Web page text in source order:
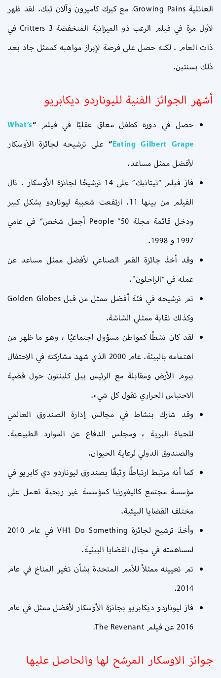
العائلية Growing Pains. مع كيرك كاميرون وآلان ثيك. لقد ظهر
لأول مرة في فيلم الرعب ذو الميزانية المنخفضة Critters 3 في
ذات العام . لكنه حصل على فرصة لإبراز مواهبه كممثل جاد بعد
ذلك بسنتين.
أشهر الجوائز الفنية لليوناردو ديكابريو
حصل في دوره كطفل معاق عقليًا في فيلم “
What’s
Eating Gilbert Grape
“على ترشيحه لجائزة الأوسكار
لأفضل ممثل مساعد.
فاز فيلم “تيتانيك” على 14 ترشيحًا لجائزة الأوسكار . نال
الفيلم من بينها 11. ارتفعت شعبية ليوناردو بشكل كبير
ودخل قائمة مجلة People “50 أجمل شخص” في عامي
1997 و 1998.
وقد أخذ جائزة القمر الصناعي لأفضل ممثل مساعد عن
عمله في “الراحلون”.
تم ترشيحه في فئة أفضل ممثل من قبل Golden Globes
وكذلك نقابة ممثلي الشاشة.
لقد كان نشطًا كمواطن مسؤول اجتماعيًا ، وهو ما ظهر من
اهتمامه بالبيئة. عام 2000 الذي شهد مشاركته في الاحتفال
بيوم الأرض ومقابلة مع الرئيس بيل كلينتون حول قضية
الاحتباس الحراري تقول كل شيء.
وقد شارك بنشاط في مجالس إدارة الصندوق العالمي
للحياة البرية ، ومجلس الدفاع عن الموارد الطبيعية.
والصندوق الدولي لرعاية الحيوان.
كما أنه مرتبط ارتباطًا وثيقًا بصندوق ليوناردو دي كابريو في
مؤسسة مجتمع كاليفورنيا كمؤسسة غير ربحية تعمل على
مختلف القضايا البيئية.
وأخذ ترشيح لجائزة VH1 Do Something في عام 2010
لمساهمته في مجال القضايا البيئية.
تم تعيينه ممثلاً للأمم المتحدة بشأن تغير المناخ في عام
2014.
فاز ليوناردو ديكابريو بجائزة الأوسكار لأفضل ممثل في عام
2016 عن فيلم The Revenant.
جوائز الاوسكار المرشح لها والحاصل عليها